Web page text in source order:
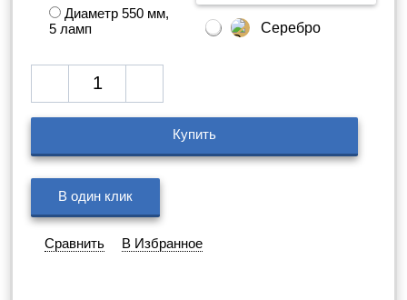
Серебро
Диаметр 550 мм,
5 ламп
Купить
В один клик
Сравнить В Избранное